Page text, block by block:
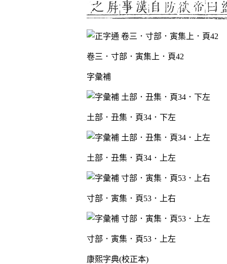
卷三．寸部．寅集上．頁42
字彙補
土部．丑集．頁34．下左
土部．丑集．頁34．上左
寸部．寅集．頁53．上右
寸部．寅集．頁53．上左
康熙字典(校正本)